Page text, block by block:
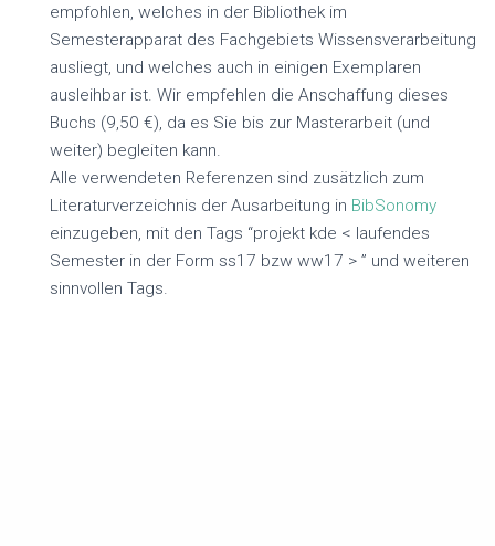
empfohlen, welches in der Bibliothek im
Semesterapparat des Fachgebiets Wissensverarbeitung
ausliegt, und welches auch in einigen Exemplaren
ausleihbar ist. Wir empfehlen die Anschaffung dieses
Buchs (9,50 €), da es Sie bis zur Masterarbeit (und
weiter) begleiten kann.
Alle verwendeten Referenzen sind zusätzlich zum
Literaturverzeichnis der Ausarbeitung in BibSonomy
einzugeben, mit den Tags “projekt kde < laufendes
Semester in der Form ss17 bzw ww17 > ” und weiteren
sinnvollen Tags.